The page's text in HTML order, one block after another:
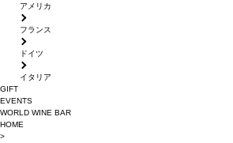
アメリカ
フランス
ドイツ
イタリア
GIFT
EVENTS
WORLD WINE BAR
HOME
>